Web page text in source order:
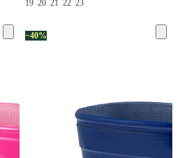
1920212223
−40%